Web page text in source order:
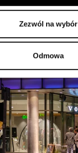
Zezwól na wybór
Odmowa